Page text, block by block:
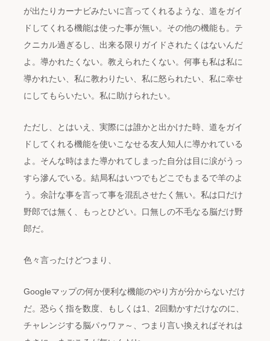
が出たりカーナビみたいに言ってくれるような、道をガイ
ドしてくれる機能は使った事が無い。その他の機能も。テ
クニカル過ぎるし、出来る限りガイドされたくはないんだ
よ。導かれたくない。教えられたくない。何事も私は私に
導かれたい、私に教わりたい、私に怒られたい、私に幸せ
にしてもらいたい。私に助けられたい。
ただし、とはいえ、実際には誰かと出かけた時、道をガイ
ドしてくれる機能を使いこなせる友人知人に導かれている
よ。そんな時はまた導かれてしまった自分は目に涙がうっ
すら滲んでいる。結局私はいつでもどこでもまるで羊のよ
う。余計な事を言って事を混乱させたく無い。私は口だけ
野郎では無く、もっとひどい。口無しの不毛なる脳だけ野
郎だ。
色々言ったけどつまり、
Googleマップの何か便利な機能のやり方が分からないだけ
だ。恐らく指を数度、もしくは1、2回動かすだけなのに、
チャレンジする脳パゥワァ～、つまり言い換えればそれは